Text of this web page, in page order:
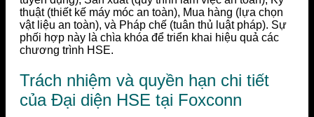
thuật (thiết kế máy móc an toàn), Mua hàng (lựa chọn
vật liệu an toàn), và Pháp chế (tuân thủ luật pháp). Sự
phối hợp này là chìa khóa để triển khai hiệu quả các
chương trình HSE.
Trách nhiệm và quyền hạn chi tiết
của Đại diện HSE tại Foxconn